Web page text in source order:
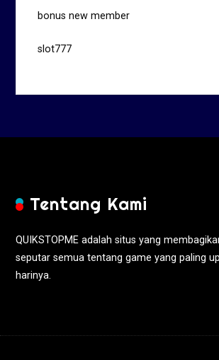
bonus new member
slot777
Tentang Kami
QUIKSTOPME adalah situs yang
seputar semua tentang game yang paling
harinya.